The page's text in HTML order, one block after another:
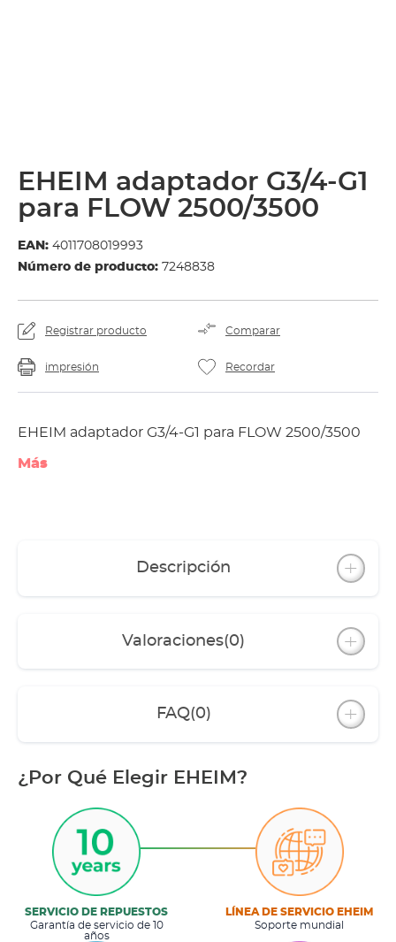
EHEIM adaptador G3/4-G1
para FLOW 2500/3500
EAN: 4011708019993
Número de producto: 7248838
Registrar producto Comparar
impresión Recordar
EHEIM adaptador G3/4-G1 para FLOW 2500/3500
Más
Descripción
Valoraciones(0)
FAQ(0)
¿Por Qué Elegir EHEIM?
SERVICIO DE REPUESTOS
Garantía de servicio de 10
años
LÍNEA DE SERVICIO EHEIM
Soporte mundial